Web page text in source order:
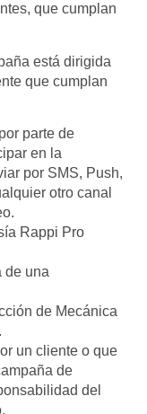
que cumplan
está dirigida
que cumplan
parte de
en la
por SMS, Push,
otro canal
Rappi Pro
de una
de Mecánica
un cliente o que
de
del